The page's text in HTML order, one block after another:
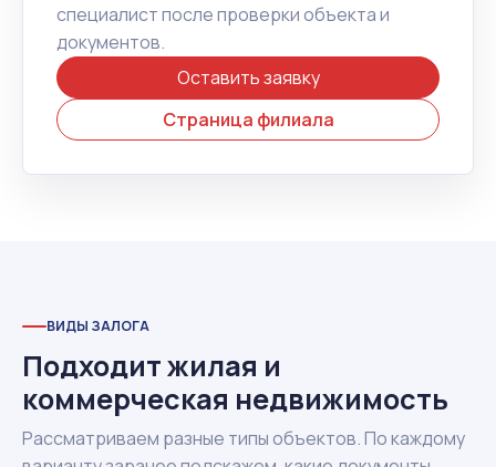
специалист после проверки объекта и
документов.
Оставить заявку
Страница филиала
ВИДЫ ЗАЛОГА
Подходит жилая и
коммерческая недвижимость
Рассматриваем разные типы объектов. По каждому